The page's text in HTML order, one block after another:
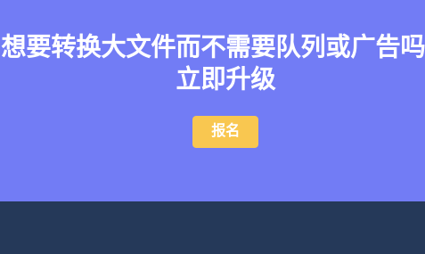
想要转换大文件而不需要队列或广告
立即升级
报名